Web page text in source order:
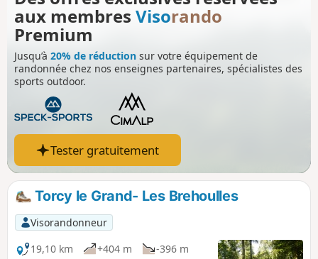
aux membres Visorando
Premium
Jusqu’à 20% de réduction sur votre équipement de
randonnée chez nos enseignes partenaires, spécialistes des
sports outdoor.
Tester gratuitement
Torcy le Grand- Les Brehoulles
Visorandonneur
19,10 km
+404 m
-396 m